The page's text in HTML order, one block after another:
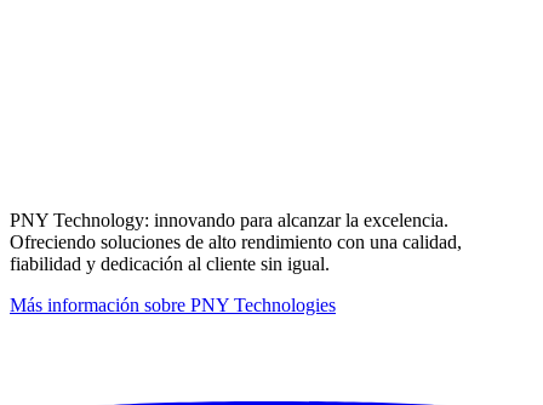
PNY Technology: innovando para alcanzar la excelencia.
Ofreciendo soluciones de alto rendimiento con una calidad,
fiabilidad y dedicación al cliente sin igual.
Más información sobre PNY Technologies